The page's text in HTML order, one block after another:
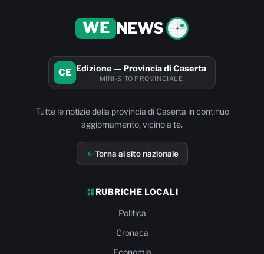
WE NEWS
CE Edizione — Provincia di Caserta
MINI-SITO PROVINCIALE
Tutte le notizie della provincia di Caserta in continuo
aggiornamento, vicino a te.
Torna al sito nazionale
RUBRICHE LOCALI
Politica
Cronaca
Economia